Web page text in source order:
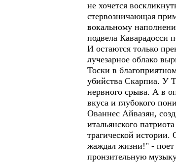
не хочется
стервозничающая
вокальному
подвела Каварадосси
И остаются только
лучезарное облако
Тоски в
убийства Скарпиа. У
нервного срыва. А в
вкуса и глубокого
Ованнес Айвазян,
итальянского
трагической истории.
жаждал жизни!" - поет
пронзительную